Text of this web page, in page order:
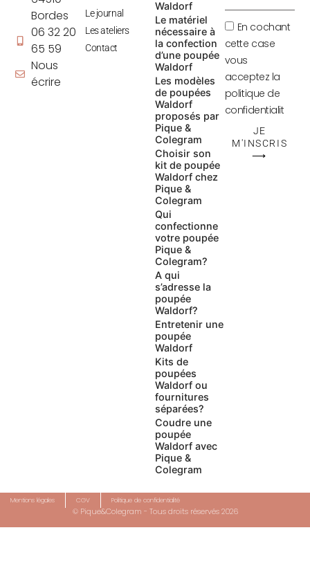
Bordes
06 32 20
65 59
Nous
écrire
Le journal
Les ateliers
Contact
Waldorf
Le matériel
nécessaire à
la confection
d’une poupée
Waldorf
Les modèles
de poupées
Waldorf
proposés par
Pique &
Colegram
Choisir son
kit de poupée
Waldorf chez
Pique &
Colegram
Qui
confectionne
votre poupée
Pique &
Colegram?
A qui
s’adresse la
poupée
Waldorf?
Entretenir une
poupée
Waldorf
Kits de
poupées
Waldorf ou
fournitures
séparées?
Coudre une
poupée
Waldorf avec
Pique &
Colegram
En cochant
cette case
vous
acceptez la
politique de
confidentialit
JE
M'INSCRIS
⟶
Mentions légales CGV Politique de confidentialité
© Pique&Colegram - Tous droits réservés 2026